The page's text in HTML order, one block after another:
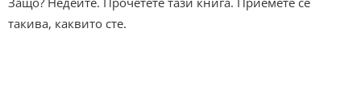
такива, каквито сте.